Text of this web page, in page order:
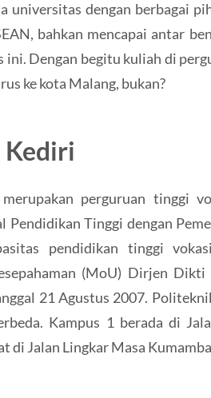
universitas dengan berbagai
bahkan mencapai antar
Dengan begitu kuliah di
ke kota Malang, bukan?
perguruan tinggi
Pendidikan Tinggi dengan
pendidikan tinggi
(MoU) Dirjen Dikti
21 Agustus 2007.
Kampus 1 berada di
di Jalan Lingkar Masa